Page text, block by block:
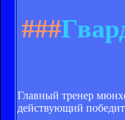
###
Главный тренер
действующий